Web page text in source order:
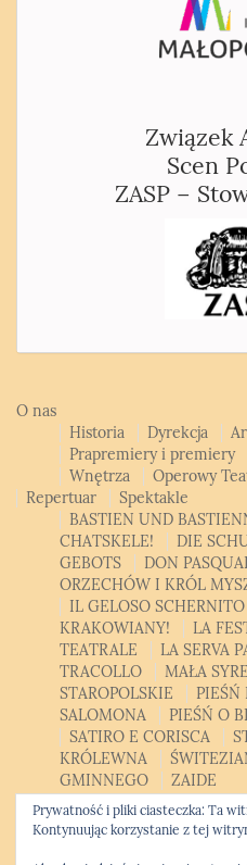
Związek
Scen
ZASP –
O nas
Historia
Dyrekcja
Prapremiery i premiery
Wnętrza
Operowy
Repertuar
Spektakle
BASTIEN UND
CHATSKELE!
DIE
GEBOTS
DON
ORZECHÓW I KRÓL
IL GELOSO SCHERNITO
KRAKOWIANY!
LA
TEATRALE
LA SERVA
TRACOLLO
MAŁA
STAROPOLSKIE
PIEŚŃ
SALOMONA
PIEŚŃ O
SATIRO E CORISCA
KRÓLEWNA
GMINNEGO
ZAIDE
Patroni, sponsorzy, partnerzy
Polski
English
Prywatność i pliki ciasteczka: Ta
Kontynuując korzystanie z tej